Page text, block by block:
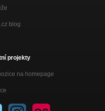
blog
projekty
na homepage